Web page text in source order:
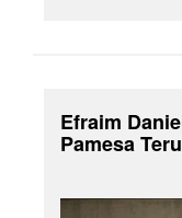
Efraim
Pamesa